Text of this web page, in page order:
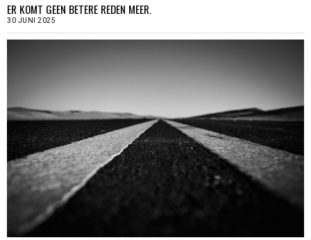
ER KOMT GEEN BETERE REDEN MEER.
30 JUNI 2025